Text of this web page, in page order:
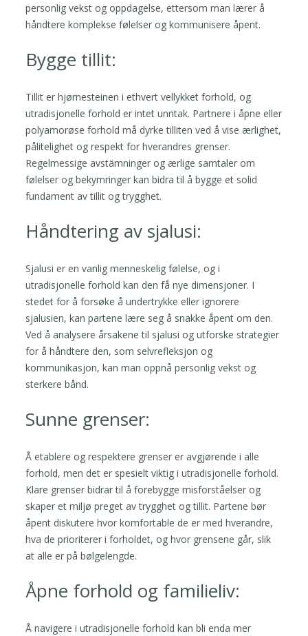
personlig vekst og oppdagelse, ettersom man lærer å
håndtere komplekse følelser og kommunisere åpent.
Bygge tillit:
Tillit er hjørnesteinen i ethvert vellykket forhold, og
utradisjonelle forhold er intet unntak. Partnere i åpne eller
polyamorøse forhold må dyrke tilliten ved å vise ærlighet,
pålitelighet og respekt for hverandres grenser.
Regelmessige avstämninger og ærlige samtaler om
følelser og bekymringer kan bidra til å bygge et solid
fundament av tillit og trygghet.
Håndtering av sjalusi:
Sjalusi er en vanlig menneskelig følelse, og i
utradisjonelle forhold kan den få nye dimensjoner. I
stedet for å forsøke å undertrykke eller ignorere
sjalusien, kan partene lære seg å snakke åpent om den.
Ved å analysere årsakene til sjalusi og utforske strategier
for å håndtere den, som selvrefleksjon og
kommunikasjon, kan man oppnå personlig vekst og
sterkere bånd.
Sunne grenser:
Å etablere og respektere grenser er avgjørende i alle
forhold, men det er spesielt viktig i utradisjonelle forhold.
Klare grenser bidrar til å forebygge misforståelser og
skaper et miljø preget av trygghet og tillit. Partene bør
åpent diskutere hvor komfortable de er med hverandre,
hva de prioriterer i forholdet, og hvor grensene går, slik
at alle er på bølgelengde.
Åpne forhold og familieliv:
Å navigere i utradisjonelle forhold kan bli enda mer